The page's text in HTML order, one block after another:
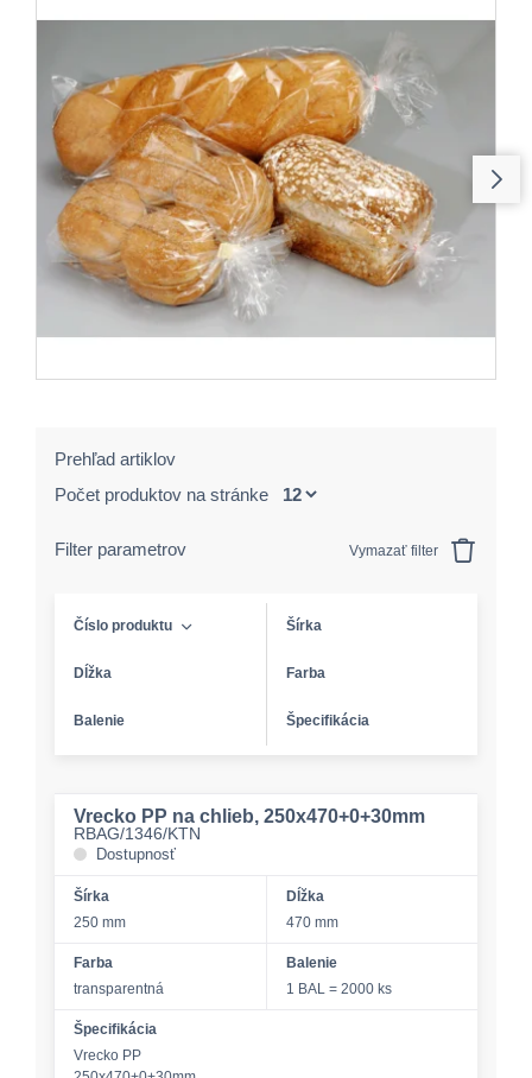
Prehľad artiklov
Počet produktov na stránke
Filter parametrov Vymazať filter
Číslo produktu Šírka
Dĺžka Farba
Balenie Špecifikácia
Vrecko PP na chlieb, 250x470+0+30mm
RBAG/1346/KTN
Dostupnosť
Šírka
250 mm
Dĺžka
470 mm
Farba
transparentná
Balenie
1 BAL = 2000 ks
Špecifikácia
Vrecko PP